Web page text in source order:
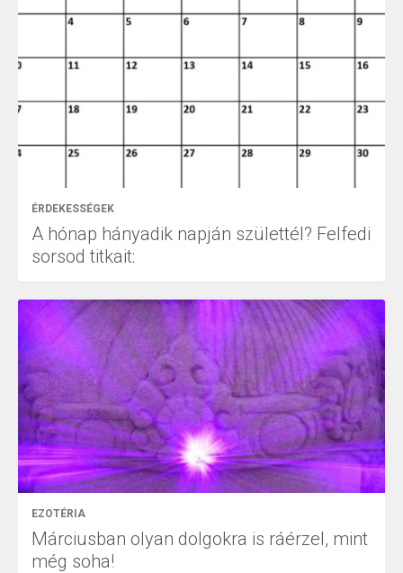
ÉRDEKESSÉGEK
A hónap hányadik napján születtél? Felfedi
sorsod titkait:
EZOTÉRIA
Márciusban olyan dolgokra is ráérzel, mint
még soha!